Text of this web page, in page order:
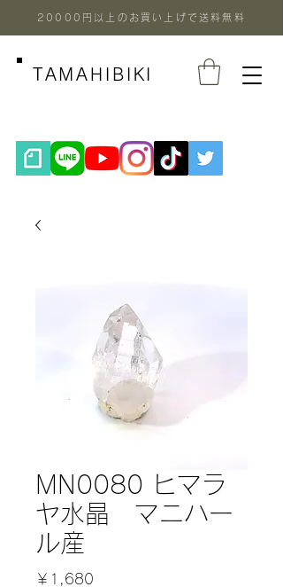
20000円以上のお買い上げで送料無料
TAMAHIBIKI
MN0080 ヒマラ
ヤ水晶 マニハー
ル産
￥1,680